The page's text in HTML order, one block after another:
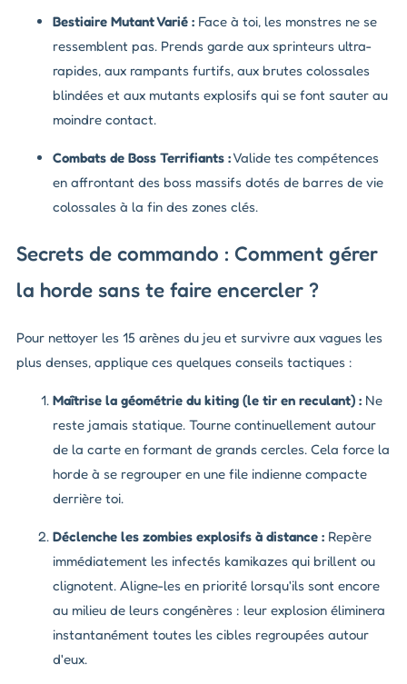
Bestiaire Mutant Varié : Face à toi, les monstres ne se
ressemblent pas. Prends garde aux sprinteurs ultra-
rapides, aux rampants furtifs, aux brutes colossales
blindées et aux mutants explosifs qui se font sauter au
moindre contact.
Combats de Boss Terrifiants :Valide tes compétences
en affrontant des boss massifs dotés de barres de vie
colossales à la fin des zones clés.
Secrets de commando : Comment gérer
la horde sans te faire encercler ?
Pour nettoyer les 15 arènes du jeu et survivre aux vagues les
plus denses, applique ces quelques conseils tactiques :
Maîtrise la géométrie du kiting (le tir en reculant) : Ne
reste jamais statique. Tourne continuellement autour
de la carte en formant de grands cercles. Cela force la
horde à se regrouper en une file indienne compacte
derrière toi.
Déclenche les zombies explosifs à distance : Repère
immédiatement les infectés kamikazes qui brillent ou
clignotent. Aligne-les en priorité lorsqu'ils sont encore
au milieu de leurs congénères : leur explosion éliminera
instantanément toutes les cibles regroupées autour
d'eux.